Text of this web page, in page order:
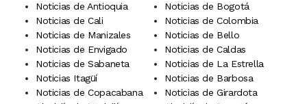
Noticias de Antioquia
Noticias de Bogotá
Noticias de Cali
Noticias de Colombia
Noticias de Manizales
Noticias de Bello
Noticias de Envigado
Noticias de Caldas
Noticias de Sabaneta
Noticias de La Estrella
Noticias Itagüí
Noticias de Barbosa
Noticias de Copacabana
Noticias de Girardota